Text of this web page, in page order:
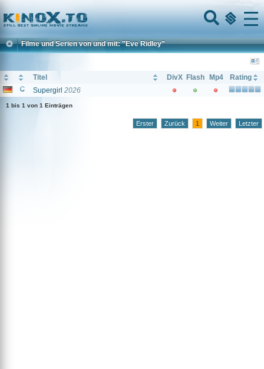
Home
Menu
Filme und Serien von und mit: "Eve Ridley"
Titel DivX Flash Mp4
Rating
Supergirl 2026
1 bis 1 von 1 Einträgen
Erster Zurück 1 Weiter Letzter